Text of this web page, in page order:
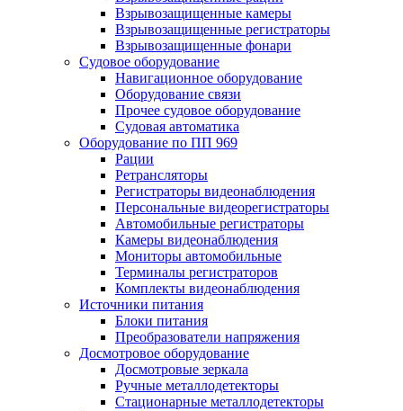
Взрывозащищенные камеры
Взрывозащищенные регистраторы
Взрывозащищенные фонари
Судовое оборудование
Навигационное оборудование
Оборудование связи
Прочее судовое оборудование
Судовая автоматика
Оборудование по ПП 969
Рации
Ретрансляторы
Регистраторы видеонаблюдения
Персональные видеорегистраторы
Автомобильные регистраторы
Камеры видеонаблюдения
Мониторы автомобильные
Терминалы регистраторов
Комплекты видеонаблюдения
Источники питания
Блоки питания
Преобразователи напряжения
Досмотровое оборудование
Досмотровые зеркала
Ручные металлодетекторы
Стационарные металлодетекторы